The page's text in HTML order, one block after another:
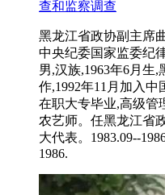
查和监察调查
黑龙江省政协副主席
中央纪委国家监委纪
男,汉族,1963年6月生,
作,1992年11月加入
在职大专毕业,高级管
农艺师。任黑龙江省
大代表。1983.09--
1986.